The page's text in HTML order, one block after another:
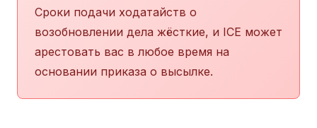
Сроки подачи ходатайств о
возобновлении дела жёсткие, и ICE может
арестовать вас в любое время на
основании приказа о высылке.